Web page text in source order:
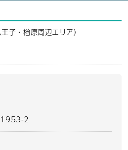
子・楢原周辺エリア）
1953-2